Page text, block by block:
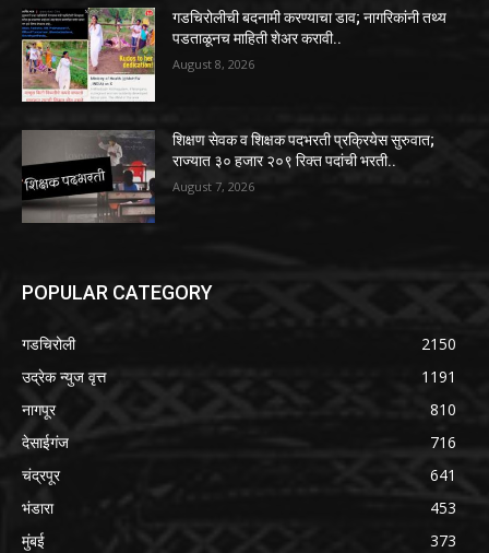
गडचिरोलीची बदनामी करण्याचा डाव; नागरिकांनी तथ्य
पडताळूनच माहिती शेअर करावी..
August 8, 2026
शिक्षण सेवक व शिक्षक पदभरती प्रक्रियेस सुरुवात;
राज्यात ३० हजार २०९ रिक्त पदांची भरती..
August 7, 2026
POPULAR CATEGORY
गडचिरोली
2150
उद्रेक न्युज वृत्त
1191
नागपूर
810
देसाईगंज
716
चंद्रपूर
641
भंडारा
453
मुंबई
373